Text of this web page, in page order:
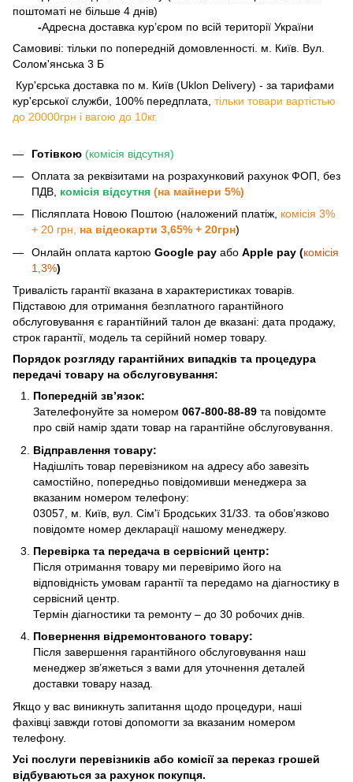
поштоматі не більше 4 днів)
-Адресна доставка кур’єром по всій території України
Самовиві: тільки по попередній домовленності. м. Київ. Вул.
Солом'янська 3 Б
​​​​​​ Кур'єрська доставка по м. Київ (Uklon Delivery) - за тарифами
кур'єрської служби, 100% передплата, тільки товари вартістью
до 20000грн і вагою до 10кг.
Готівкою (комісія відсутня)
Оплата за реквізитами на розрахунковий рахунок ФОП, без
ПДВ, комісія відсутня (на майнери 5%)
Післяплата Новою Поштою (наложений платіж, комісія 3%
+ 20 грн, на відеокарти 3,65% + 20грн)
Онлайн оплата картою Google pay або Apple pay (комісія
1,3%)
Тривалість гарантії вказана в характеристиках товарів.
Підставою для отримання безплатного гарантійного
обслуговування є гарантійний талон де вказані: дата продажу,
строк гарантії, модель та серійний номер товару.
Порядок розгляду гарантійних випадків та процедура
передачі товару на обслуговування:
Попередній зв’язок:
Зателефонуйте за номером 067-800-88-89 та повідомте
про свій намір здати товар на гарантійне обслуговування.
Відправлення товару:
Надішліть товар перевізником на адресу або завезіть
самостійно, попередньо повідомивши менеджера за
вказаним номером телефону:
03057, м. Київ, вул. Сім'ї Бродських 31/33. та обов’язково
повідомте номер декларації нашому менеджеру.
Перевірка та передача в сервісний центр:
Після отримання товару ми перевіримо його на
відповідність умовам гарантії та передамо на діагностику в
сервісний центр.
Термін діагностики та ремонту – до 30 робочих днів.
Повернення відремонтованого товару:
Після завершення гарантійного обслуговування наш
менеджер зв’яжеться з вами для уточнення деталей
доставки товару назад.
Якщо у вас виникнуть запитання щодо процедури, наші
фахівці завжди готові допомогти за вказаним номером
телефону.
Усі послуги перевізників або комісії за переказ грошей
відбуваються за рахунок покупця.